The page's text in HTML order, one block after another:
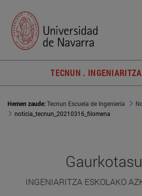
TECNUN .
Hemen zaude:Tecnun Escuela de Ingeniería
noticia_tecnun_20210316_filomena
INGENIARITZA ESKOLAKO